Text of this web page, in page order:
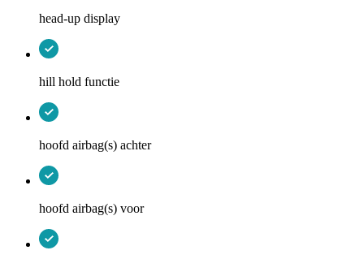
head-up display
hill hold functie
hoofd airbag(s) achter
hoofd airbag(s) voor